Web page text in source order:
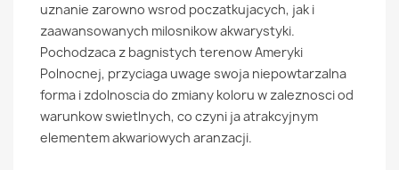
uznanie zarowno wsrod poczatkujacych, jak i
zaawansowanych milosnikow akwarystyki.
Pochodzaca z bagnistych terenow Ameryki
Polnocnej, przyciaga uwage swoja niepowtarzalna
forma i zdolnoscia do zmiany koloru w zaleznosci od
warunkow swietlnych, co czyni ja atrakcyjnym
elementem akwariowych aranzacji.